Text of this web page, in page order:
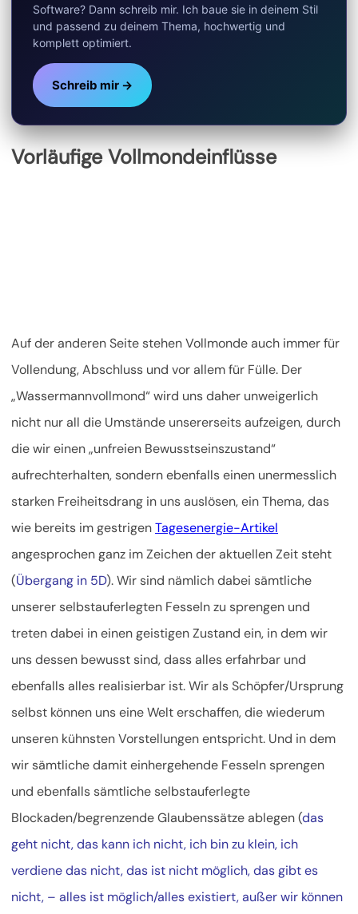
Software? Dann schreib mir. Ich baue sie in deinem Stil
und passend zu deinem Thema, hochwertig und
komplett optimiert.
Schreib mir →
Vorläufige Vollmondeinflüsse
Auf der anderen Seite stehen Vollmonde auch immer für
Vollendung, Abschluss und vor allem für Fülle. Der
„Wassermannvollmond“ wird uns daher unweigerlich
nicht nur all die Umstände unsererseits aufzeigen, durch
die wir einen „unfreien Bewusstseinszustand“
aufrechterhalten, sondern ebenfalls einen unermesslich
starken Freiheitsdrang in uns auslösen, ein Thema, das
wie bereits im gestrigenTagesenergie-Artikel
angesprochen ganz im Zeichen der aktuellen Zeit steht
(Übergang in 5D). Wir sind nämlich dabei sämtliche
unserer selbstauferlegten Fesseln zu sprengen und
treten dabei in einen geistigen Zustand ein, in dem wir
uns dessen bewusst sind, dass alles erfahrbar und
ebenfalls alles realisierbar ist. Wir als Schöpfer/Ursprung
selbst können uns eine Welt erschaffen, die wiederum
unseren kühnsten Vorstellungen entspricht. Und in dem
wir sämtliche damit einhergehende Fesseln sprengen
und ebenfalls sämtliche selbstauferlegte
Blockaden/begrenzende Glaubenssätze ablegen (das
geht nicht, das kann ich nicht, ich bin zu klein, ich
verdiene das nicht, das ist nicht möglich, das gibt es
nicht, – alles ist möglich/alles existiert, außer wir können